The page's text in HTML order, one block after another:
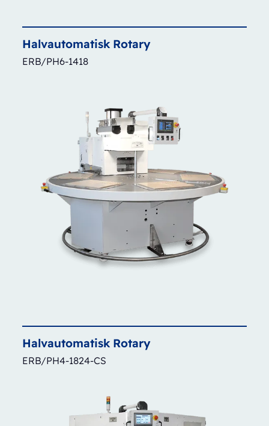
Halvautomatisk Rotary
ERB/PH6-1418
Halvautomatisk Rotary
ERB/PH4-1824-CS